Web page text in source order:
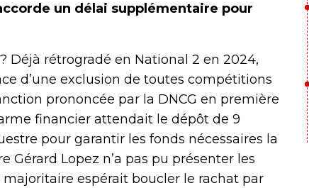
un délai supplémentaire pour
Déjà rétrogradé en National 2 en 2024,
d’une exclusion de toutes compétitions
prononcée par la DNCG en première
financier attendait le dépôt de 9
pour garantir les fonds nécessaires la
Gérard Lopez n’a pas pu présenter les
espérait boucler le rachat par